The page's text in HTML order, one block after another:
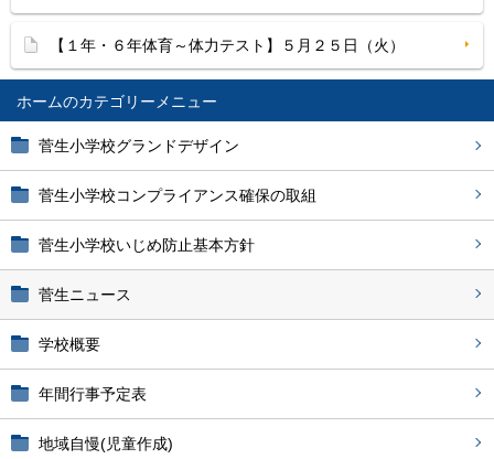
ホーム
菅生小学校グランドデザイン
菅生小学校コンプライアンス確保の取組
菅生小学校いじめ防止基本方針
菅生ニュース
学校概要
年間行事予定表
地域自慢(児童作成)
【１年・６年体育～体力テスト】５月２５日（火）